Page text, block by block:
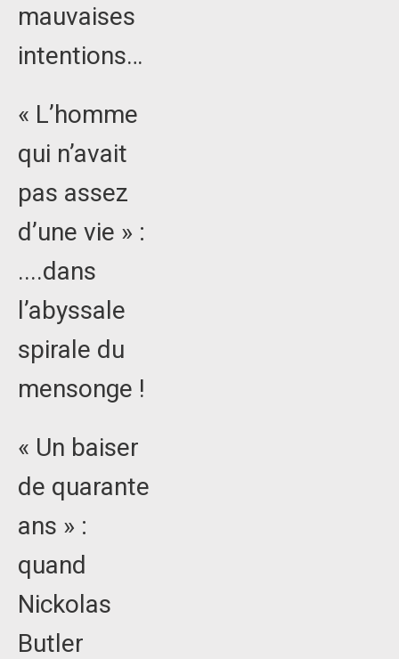
mauvaises
intentions…
« L’homme
qui n’avait
pas assez
d’une vie » :
....dans
l’abyssale
spirale du
mensonge !
« Un baiser
de quarante
ans » :
quand
Nickolas
Butler